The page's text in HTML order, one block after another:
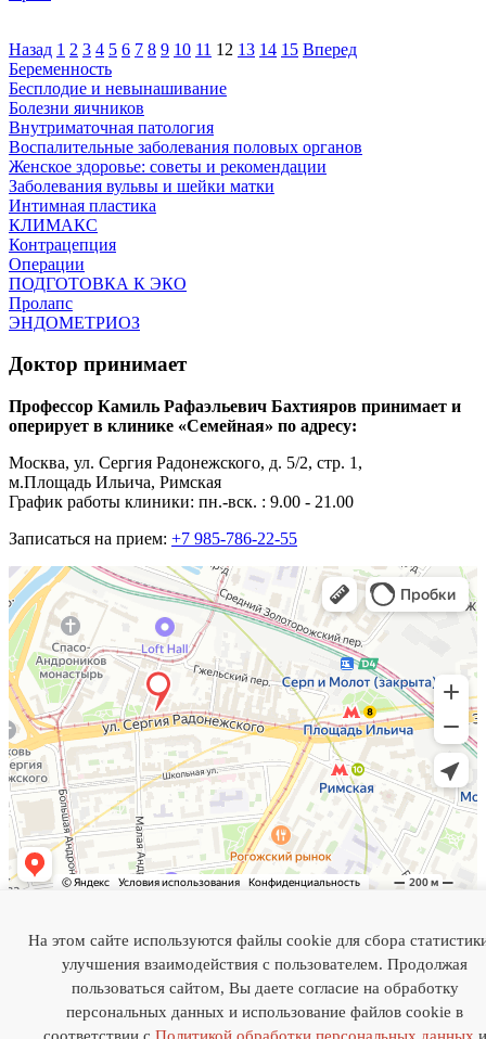
Назад 1 2 3 4 5 6 7 8 9 10 11 12 13 14 15 Вперед
Беременность
Бесплодие и невынашивание
Болезни яичников
Внутриматочная патология
Воспалительные заболевания половых органов
Женское здоровье: советы и рекомендации
Заболевания вульвы и шейки матки
Интимная пластика
КЛИМАКС
Контрацепция
Операции
ПОДГОТОВКА К ЭКО
Пролапс
ЭНДОМЕТРИОЗ
Доктор принимает
Профессор Камиль Рафаэльевич Бахтияров принимает и
оперирует в клинике «Семейная» по адресу:
Москва, ул. Сергия Радонежского, д. 5/2, стр. 1,
м.Площадь Ильича, Римская
График работы клиники: пн.-вск. : 9.00 - 21.00
Записаться на прием: +7 985-786-22-55
Индивидуальный предприниматель Бахтияров Камиль
Рафэльевич
ИНН 772825339641
На этом сайте используются файлы cookie для сбора
улучшения взаимодействия с пользователем. Продолжая
пользоваться сайтом, Вы даете согласие на обработку
персональных данных и использование файлов cookie в